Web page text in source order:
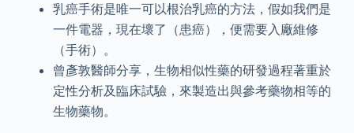
乳癌手術是唯一可以根治乳癌的方法，假如我們是
一件電器，現在壞了（患癌），便需要入廠維修
（手術）。
曾彥敦醫師分享，生物相似性藥的研發過程著重於
定性分析及臨床試驗，來製造出與參考藥物相等的
生物藥物。